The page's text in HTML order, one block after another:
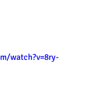
watch?v=8ry-